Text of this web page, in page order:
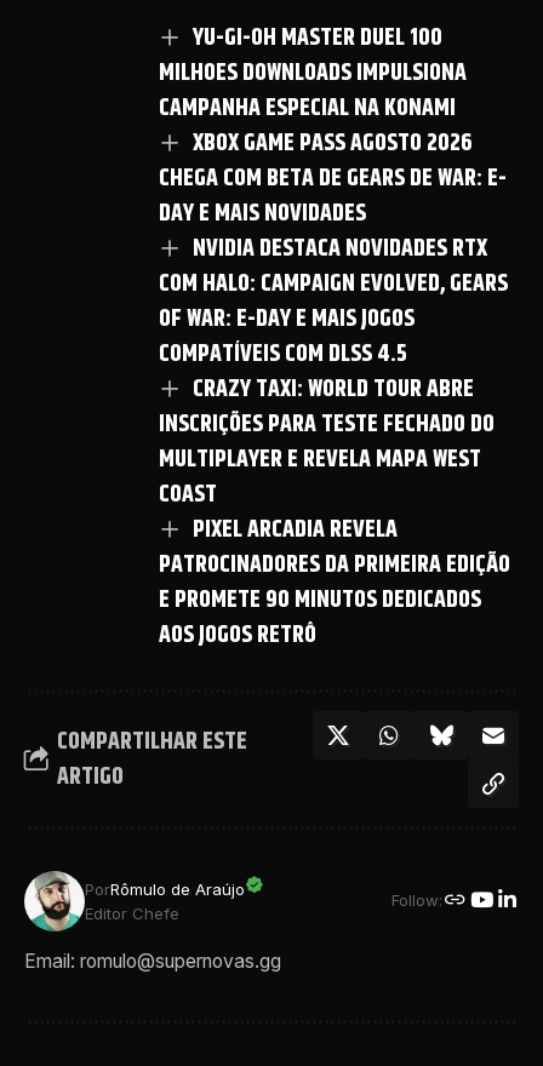
YU-GI-OH MASTER DUEL 100
MILHOES DOWNLOADS IMPULSIONA
CAMPANHA ESPECIAL NA KONAMI
XBOX GAME PASS AGOSTO 2026
CHEGA COM BETA DE GEARS DE WAR: E-
DAY E MAIS NOVIDADES
NVIDIA DESTACA NOVIDADES RTX
COM HALO: CAMPAIGN EVOLVED, GEARS
OF WAR: E-DAY E MAIS JOGOS
COMPATÍVEIS COM DLSS 4.5
CRAZY TAXI: WORLD TOUR ABRE
INSCRIÇÕES PARA TESTE FECHADO DO
MULTIPLAYER E REVELA MAPA WEST
COAST
PIXEL ARCADIA REVELA
PATROCINADORES DA PRIMEIRA EDIÇÃO
E PROMETE 90 MINUTOS DEDICADOS
AOS JOGOS RETRÔ
COMPARTILHAR ESTE
ARTIGO
PorRômulo de Araújo
Editor Chefe
Follow:
Email: romulo@supernovas.gg